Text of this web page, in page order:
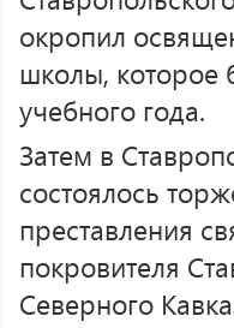
окропил
школы, которое
учебного года.
Затем в
состоялось
преставления
покровителя
Северного